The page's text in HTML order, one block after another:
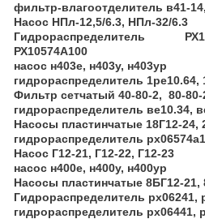
фильтр-влагоотделитель в41-
Насос НПл-12,5/6.3, НПл-32/6.3
Гидрораспределитель
РХ10574А100
насос н403е, н403у, н403ур
гидрораспределитель 1ре10.64,
Фильтр сетчатый 40-80-2, 80-80-
гидрораспределитель ве10.34,
Насосы пластинчатые 18Г12-24,
гидрораспределитель
Насос Г12-21, Г12-22, Г12-23
насос н400е, н400у, н400ур
Насосы пластинчатые 8БГ12-21,
Гидрораспределитель рх06241,
гидрораспределитель рх06441,